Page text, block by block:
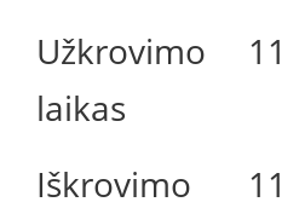
Užkrovimo
laikas
11
Iškrovimo
11